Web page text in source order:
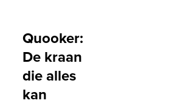
Quooker:
De kraan
die alles
kan